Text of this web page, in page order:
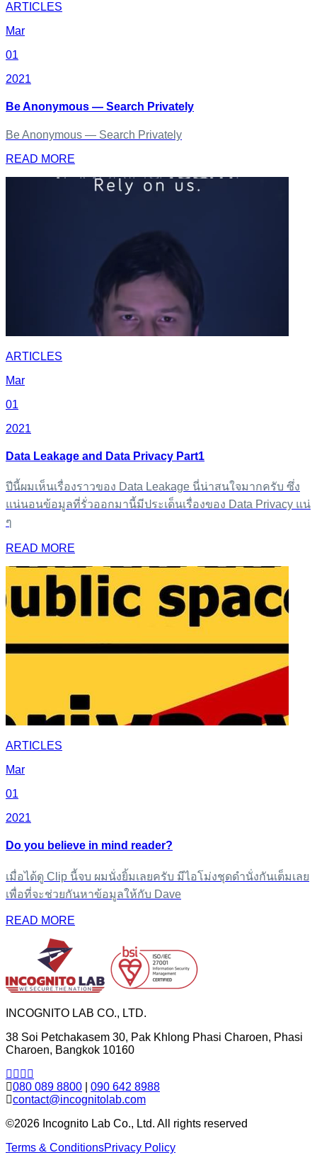
ARTICLES
Mar
01
2021
Be Anonymous — Search Privately
Be Anonymous — Search Privately
READ MORE
ARTICLES
Mar
01
2021
Data Leakage and Data Privacy Part1
ปีนี้ผมเห็นเรื่องราวของ Data Leakage นี่น่าสนใจมากครับ ซึ่ง
แน่นอนข้อมูลที่รั่วออกมานี้มีประเด็นเรื่องของ Data Privacy แน่
ๆ
READ MORE
ARTICLES
Mar
01
2021
Do you believe in mind reader?
เมื่อได้ดู Clip นี้จบ ผมนั่งยิ้มเลยครับ มีไอโม่งชุดดำนั่งกันเต็มเลย
เพื่อที่จะช่วยกันหาข้อมูลให้กับ Dave
READ MORE
INCOGNITO LAB CO., LTD.
38 Soi Petchakasem 30, Pak Khlong Phasi Charoen, Phasi
Charoen, Bangkok 10160
080 089 8800
090 642 8988
contact@incognitolab.com
©2026 Incognito Lab Co., Ltd. All rights reserved
Terms & ConditionsPrivacy Policy